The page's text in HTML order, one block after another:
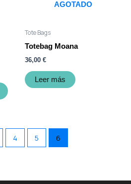
página
de
AGOTADO
Tote Bags
Totebag Moana
36,00 €
Leer más
4 5 6